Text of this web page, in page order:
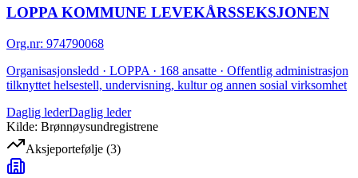
LOPPA KOMMUNE LEVEKÅRSSEKSJONEN
Org.nr: 974790068
Organisasjonsledd · LOPPA · 168 ansatte · Offentlig administrasjon
tilknyttet helsestell, undervisning, kultur og annen sosial virksomhet
Daglig lederDaglig leder
Kilde: Brønnøysundregistrene
Aksjeportefølje (3)